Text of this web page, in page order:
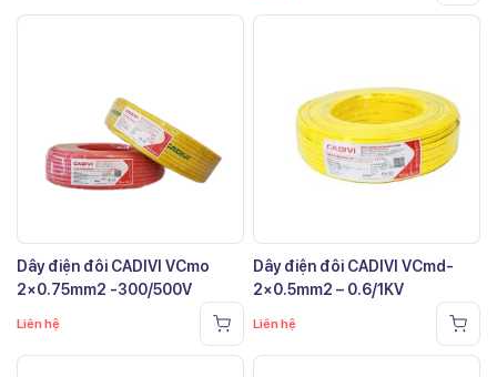
Dây điện đôi CADIVI VCmo
2×0.75mm2 -300/500V
Liên hệ
Dây điện đôi CADIVI VCmd-
2×0.5mm2 – 0.6/1KV
Liên hệ